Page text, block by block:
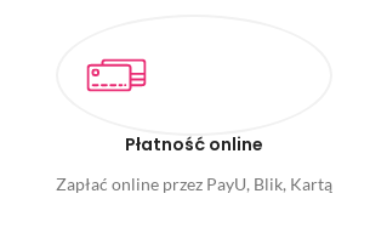
Płatność online
Zapłać online przez PayU, Blik, Kartą